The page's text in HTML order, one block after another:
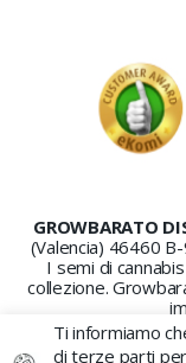
GROWBARATO
(Valencia) 46460
I semi di
collezione.
Ti informiamo
di terze parti